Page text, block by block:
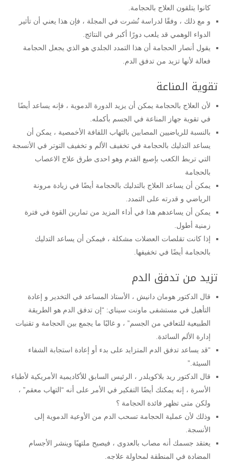
كانوا يتلقون العلاج بالحجامة.
و مع ذلك ، وفقًا لدراسة نُشرت في المجلة ، فإن هذا يعني أن تأثير
الدواء الوهمي قد يلعب دورًا أكبر في النتائج.
يقول أنصار الحجامة أن هذا التمدد الجلدي هو الذي يجعل الحجامة
فعالة لأنها تزيد من تدفق الدم.
تقوية المناعة
لأن العلاج بالحجامة يمكن أن يزيد الدورة الدموية ، فإنه يساعد أيضًا
في تقوية جهاز المناعة في الجسم بأكمله.
بالنسبة للرياضيين المصابين بالتهاب اللفافة الأخمصية ، يمكن أن
يساعد التدليك بالحجامة في تخفيف الألم و تخفيف التوتر في الأنسجة
التي تربط الكعب بإصبع القدم وهو احدى طرق علاج الاعصاب
بالحجامة
يمكن أن يساعد العلاج بالتدليك بالحجامة أيضًا في زيادة مرونة
الرياضي و قدرته على التمدد.
يمكن أن يساعدهم هذا في أداء المزيد من تمارين القوة في فترة
زمنية أطول.
إذا كانت تقلصات العضلات مشكلة ، فيمكن أن يساعد التدليك
بالحجامة أيضًا في تخفيفها.
تزيد من تدفق الدم
قال الدكتور هومان دانيش ، الأستاذ المساعد في التخدير و إعادة
التأهيل في مستشفى ماونت سيناي: “إن تدفق الدم هو الطريقة
الطبيعية للتعافي من الجسم” ، و غالبًا ما يجمع بين الحجامة و تقنيات
إدارة الألم السائدة.
“قد يساعد تدفق الدم المتزايد على بدء أو إعادة استجابة الشفاء
السيئة.”
قال الدكتور ريد بلاكويلدر ، الرئيس السابق للأكاديمية الأمريكية لأطباء
الأسرة ، إنه يمكنك أيضًا التفكير في الأمر على أنه “التهاب معقم” ،
ولكن متى تظهر فائدة الحجامة ؟
وذلك لأن عملية الحجامة تسحب الدم من الأوعية الدموية إلى
الأنسجة.
يعتقد جسمك أنه مصاب بالعدوى ، فيصبح ملتهبًا وينشر الأجسام
المضادة في المنطقة لمحاولة علاجه.